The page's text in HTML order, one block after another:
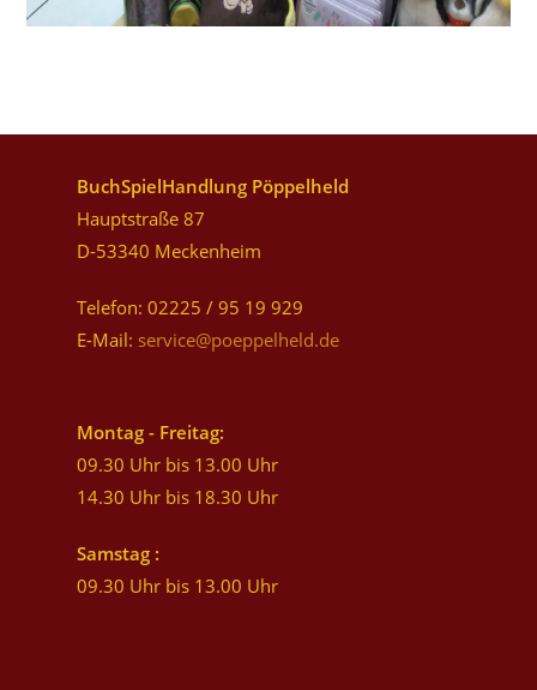
BuchSpielHandlung Pöppelheld
Hauptstraße 87
D-53340 Meckenheim
Telefon: 02225 / 95 19 929
E-Mail: service@poeppelheld.de
Montag - Freitag:
09.30 Uhr bis 13.00 Uhr
14.30 Uhr bis 18.30 Uhr
Samstag :
09.30 Uhr bis 13.00 Uhr